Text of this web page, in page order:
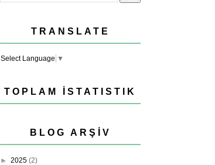
TRANSLATE
Select Language ▼
TOPLAM İSTATISTIK
BLOG ARŞIV
► 2025 (2)